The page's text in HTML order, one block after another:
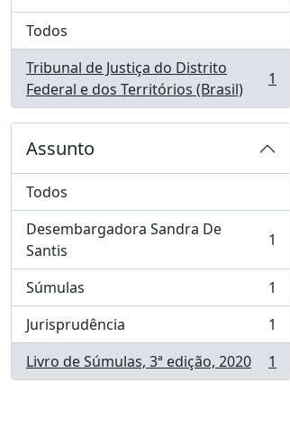
Todos
Tribunal de Justiça do Distrito
Federal e dos Territórios (Brasil)
, 1 resultados 1
Assunto
Todos
Desembargadora Sandra De
Santis
, 1 resultados 1
Súmulas
, 1 resultados
1
Jurisprudência
, 1 resultados
1
Livro de Súmulas, 3ª edição, 2020
, 1 resultados 1